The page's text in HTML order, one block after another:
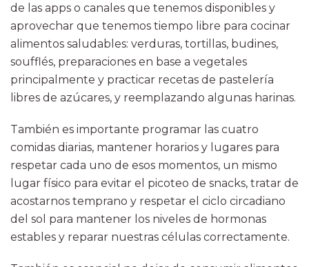
de las apps o canales que tenemos disponibles y
aprovechar que tenemos tiempo libre para cocinar
alimentos saludables: verduras, tortillas, budines,
soufflés, preparaciones en base a vegetales
principalmente y practicar recetas de pastelería
libres de azúcares, y reemplazando algunas harinas.
También es importante programar las cuatro
comidas diarias, mantener horarios y lugares para
respetar cada uno de esos momentos, un mismo
lugar físico para evitar el picoteo de snacks, tratar de
acostarnos temprano y respetar el ciclo circadiano
del sol para mantener los niveles de hormonas
estables y reparar nuestras células correctamente.